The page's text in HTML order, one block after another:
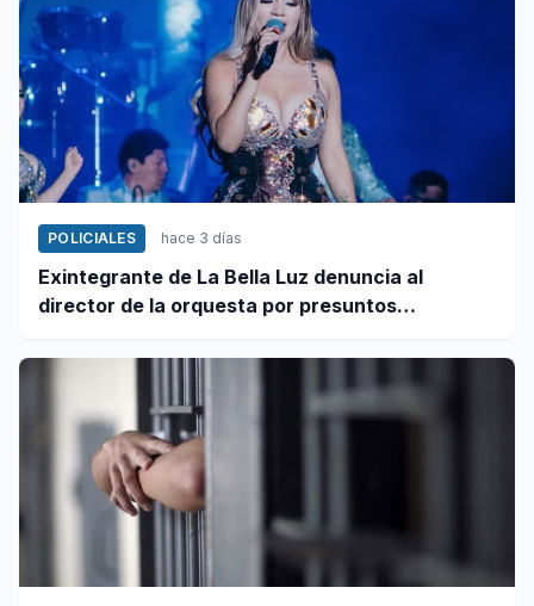
POLICIALES hace 3 días
Exintegrante de La Bella Luz denuncia al
director de la orquesta por presuntos